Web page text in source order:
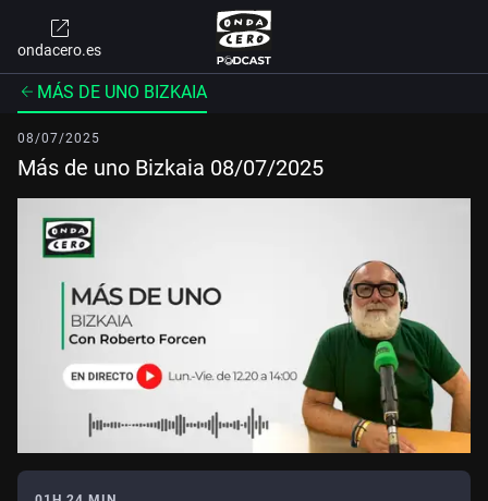
ondacero.es
MÁS DE UNO BIZKAIA
08/07/2025
Más de uno Bizkaia 08/07/2025